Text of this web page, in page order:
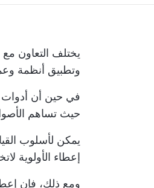
يختلف التعاون
وتطبيق أنظمة
في حين أن أدوات
حيث تساهم
يمكن لأسلوب
إعطاء الأولوية
ومع ذلك، فإن